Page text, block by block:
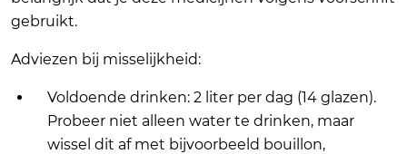
gebruikt.
Adviezen bij misselijkheid:
Voldoende drinken: 2 liter per dag (14 glazen).
Probeer niet alleen water te drinken, maar
wissel dit af met bijvoorbeeld bouillon,